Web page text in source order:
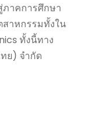
าคการศึกษา
าหกรรมทั้งใน
ทั้งนี้ทาง
ย) จำกัด